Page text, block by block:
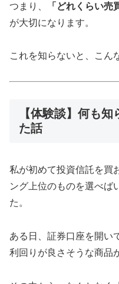
つまり、 「どれくらい売
が大切になります。
これを知らないと、こん
【体験談】何も
た話
私が初めて投資信託を買
ング上位のものを選べば
た。
ある日、証券口座を開い
利回りが良さそうな商品